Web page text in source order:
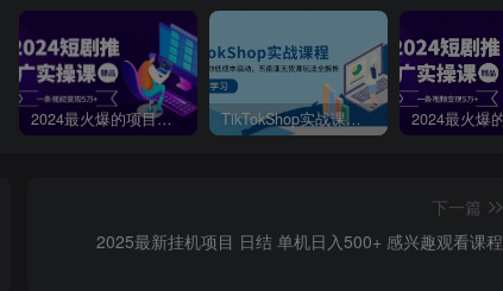
2024最火爆的项目短剧推广实操课，一条视频变现5万+【附软件工具】 TikTokShop实战课程，手把手教你低成本启动，东南亚无货源玩法全解析
下一篇
2025最新挂机项目 日结 单机日入500+ 感兴趣观看课程